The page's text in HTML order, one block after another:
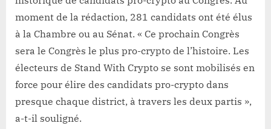
moment de la rédaction, 281 candidats ont été élus
à la Chambre ou au Sénat. « Ce prochain Congrès
sera le Congrès le plus pro-crypto de l’histoire. Les
électeurs de Stand With Crypto se sont mobilisés en
force pour élire des candidats pro-crypto dans
presque chaque district, à travers les deux partis »,
a-t-il souligné.